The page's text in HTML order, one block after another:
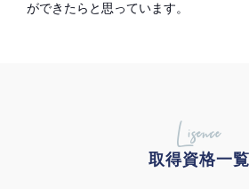
ができたらと思っています。
Lisence
取得資格一覧